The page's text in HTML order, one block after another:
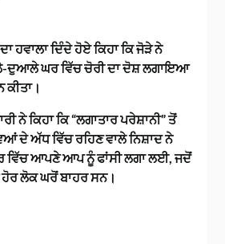
ਹਵਾਲਾ ਦਿੰਦੇ ਹੋਏ ਕਿਹਾ ਕਿ ਜੋੜੇ ਨੇ
ਦੁਆਲੇ ਘਰ ਵਿੱਚ ਚੋਰੀ ਦਾ ਦੋਸ਼ ਲਗਾਇਆ
ਨੇ ਕਿਹਾ ਕਿ “ਲਗਾਤਾਰ ਪਰੇਸ਼ਾਨੀ” ਤੋਂ
ਦੇ ਅੱਧ ਵਿੱਚ ਰਹਿਣ ਵਾਲੇ ਨਿਸ਼ਾਦ ਨੇ
ਵਿੱਚ ਆਪਣੇ ਆਪ ਨੂੰ ਫਾਂਸੀ ਲਗਾ ਲਈ, ਜਦੋਂ
ਲੋਕ ਘਰੋਂ ਬਾਹਰ ਸਨ।